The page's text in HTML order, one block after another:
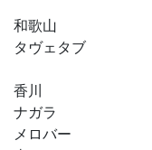
和歌山
タヴェタブ
香川
ナガラ
メロバー